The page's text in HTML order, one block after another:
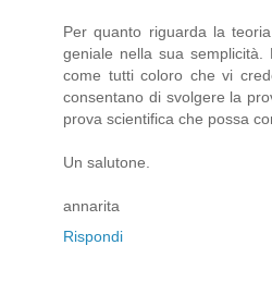
Per quanto riguarda la
geniale nella sua
come tutti coloro che vi
consentano di svolgere la
prova scientifica che possa
Un salutone.
annarita
Rispondi